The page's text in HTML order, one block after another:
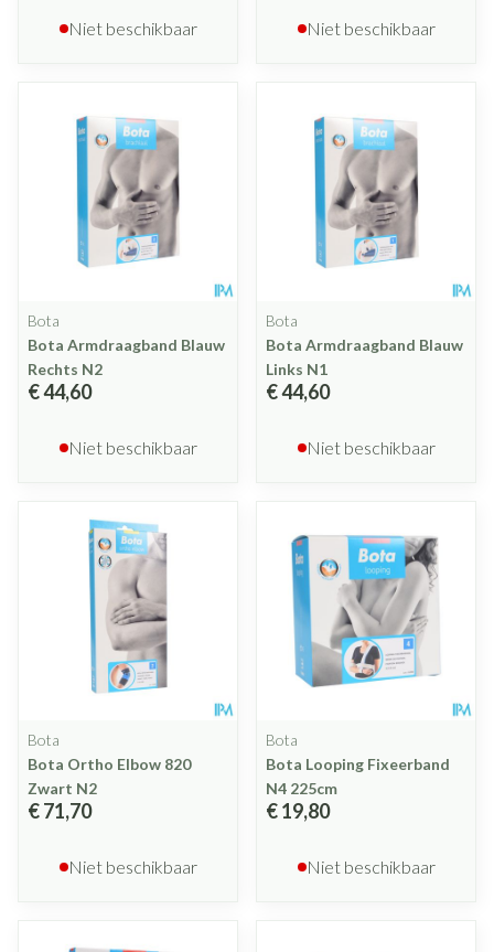
Niet beschikbaar Niet beschikbaar
Bota
Bota Armdraagband Blauw
Rechts N2
€ 44,60
Niet beschikbaar
Bota
Bota Armdraagband Blauw
Links N1
€ 44,60
Niet beschikbaar
Bota
Bota Ortho Elbow 820
Zwart N2
€ 71,70
Niet beschikbaar
Bota
Bota Looping Fixeerband
N4 225cm
€ 19,80
Niet beschikbaar